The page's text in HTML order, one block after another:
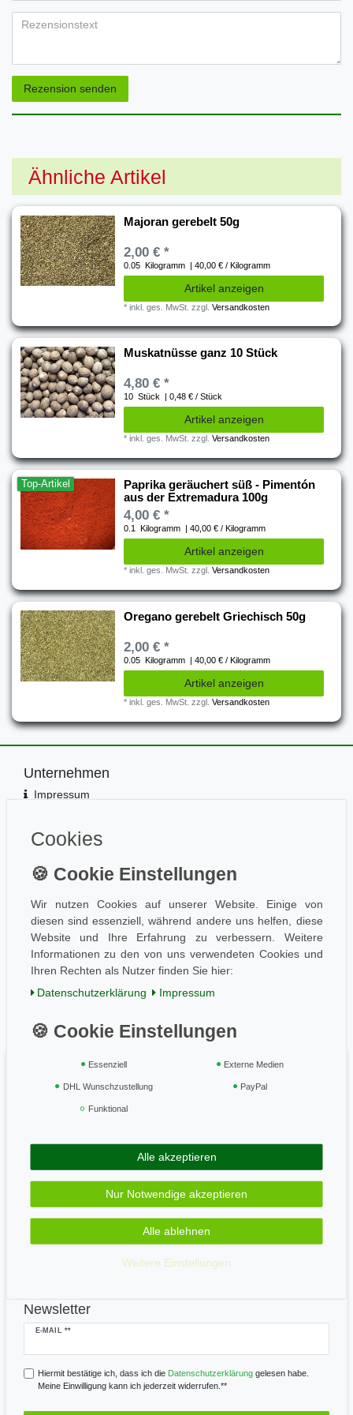
Bewertungssternen
Bewertungssternen
Bewertungssternen
Bewertungssternen
Bewertungssternen
(optional)
Rezension senden
Ähnliche Artikel
Majoran gerebelt 50g
2,00 € *
0.05 Kilogramm | 40,00 € / Kilogramm
Artikel anzeigen
*inkl. ges. MwSt. zzgl.Versandkosten
Muskatnüsse ganz 10 Stück
4,80 € *
10 Stück | 0,48 € / Stück
Artikel anzeigen
*inkl. ges. MwSt. zzgl.Versandkosten
Top-Artikel
Paprika geräuchert süß - Pimentón
aus der Extremadura 100g
4,00 € *
0.1 Kilogramm | 40,00 € / Kilogramm
Artikel anzeigen
*inkl. ges. MwSt. zzgl.Versandkosten
Oregano gerebelt Griechisch 50g
2,00 € *
0.05 Kilogramm | 40,00 € / Kilogramm
Artikel anzeigen
*inkl. ges. MwSt. zzgl.Versandkosten
Unternehmen
Impressum
Wissen
Folge uns
Zahlung und Versand
Widerrufsrecht
Vertrag widerrufen
Geprüft & sicher
Zahle bequem per
Wir versenden mit
Newsletter
E-MAIL **
Newsletter
Hiermit bestätige ich, dass ich die Daten­schutz­erklärunggelesen habe.
Meine Einwilligung kann ich jederzeit widerrufen.**
Cookies
Wir nutzen Cookies auf unserer Website. Einige von
diesen sind essenziell, während andere uns helfen, diese
Website und Ihre Erfahrung zu verbessern. Weitere
Informationen zu den von uns verwendeten Cookies und
Ihren Rechten als Nutzer finden Sie hier:
Daten­schutz­erklärung
Impressum
Essenziell Externe Medien
DHL Wunschzustellung PayPal
Funktional
Alle akzeptieren
Nur Notwendige akzeptieren
Alle ablehnen
Weitere Einstellungen